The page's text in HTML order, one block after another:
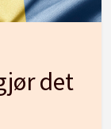
det